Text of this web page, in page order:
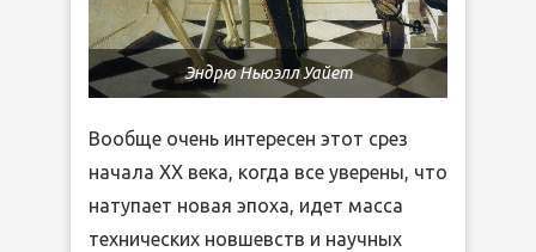
Эндрю Ньюэлл Уайет
Вообще очень интересен этот срез
начала ХХ века, когда все уверены, что
натупает новая эпоха, идет масса
технических новшевств и научных